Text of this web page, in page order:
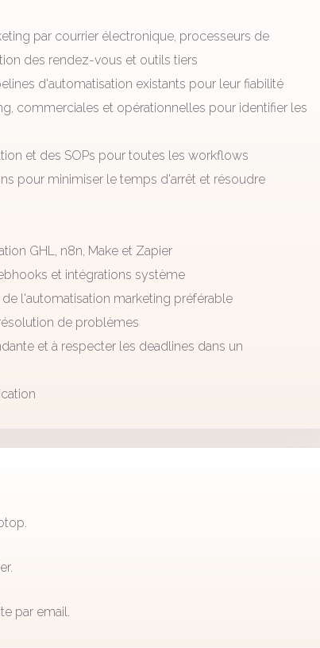
par courrier électronique, processeurs de
des rendez-vous et outils tiers
d'automatisation existants pour leur fiabilité
commerciales et opérationnelles pour identifier les
et des SOPs pour toutes les workflows
pour minimiser le temps d'arrêt et résoudre
GHL, n8n, Make et Zapier
et intégrations système
l'automatisation marketing préférable
de problèmes
et à respecter les deadlines dans un
par email.